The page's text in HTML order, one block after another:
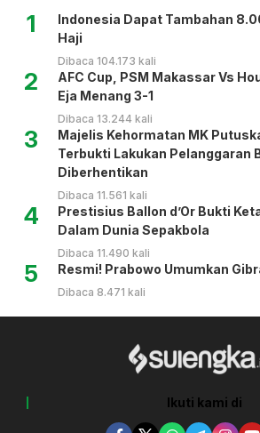
1
Indonesia Dapat Tambahan
Haji
Dibaca 104.173 kali
2
AFC Cup, PSM Makassar Vs
Eja Menang 3-1
Dibaca 13.244 kali
3
Majelis Kehormatan MK
Terbukti Lakukan Pelanggaran
Diberhentikan
Dibaca 11.561 kali
4
Prestisius Ballon d’Or Bukti
Dalam Dunia Sepakbola
Dibaca 11.490 kali
5 Resmi! Prabowo Umumkan
Dibaca 8.471 kali
Ikuti kami di